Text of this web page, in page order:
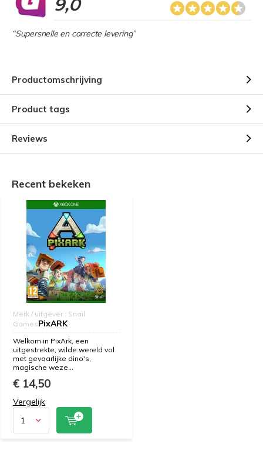
9,0
“Supersnelle en correcte levering”
Productomschrijving
Product tags
Reviews
Recent bekeken
Merk / uitgever : Snail
GamesPixARK
Welkom in PixArk, een
uitgestrekte, wilde wereld vol
met gevaarlijke dino's,
magische weze...
€ 14,50
Vergelijk